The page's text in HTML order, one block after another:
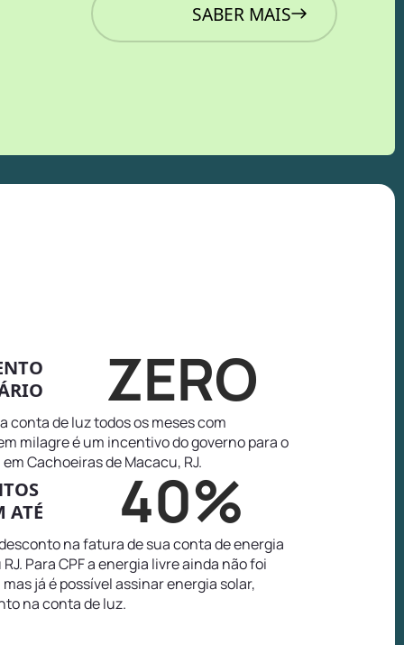
SABER MAIS
ZERO
conta de luz todos os meses com
milagre é um incentivo do governo para o
Cachoeiras de Macacu, RJ.
ATÉ
40%
na fatura de sua conta de energia
Para CPF a energia livre ainda não foi
já é possível assinar energia solar,
na conta de luz.